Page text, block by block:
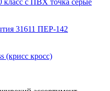
31611 ПЕР-142
(крисс кросс)